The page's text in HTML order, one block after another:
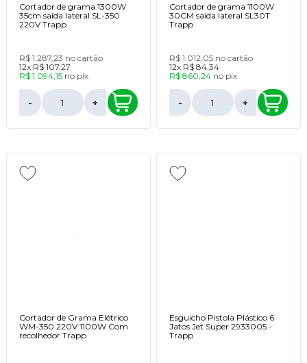
Cortador de grama 1300W
35cm saida lateral SL-350
220V Trapp
R$ 1.287,23 no cartão
12x R$ 107,27
R$ 1.094,15 no pix
- +
Cortador de grama 1100W
30CM saida lateral SL30T
Trapp
R$ 1.012,05 no cartão
12x R$ 84,34
R$ 860,24 no pix
- +
Cortador de Grama Elétrico
WM-350 220V 1100W Com
recolhedor Trapp
Esguicho Pistola Plástico 6
Jatos Jet Super 2933005 -
Trapp